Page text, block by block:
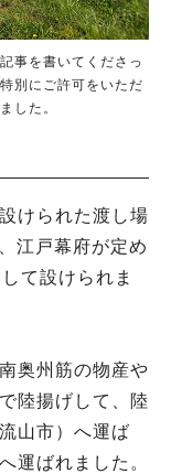
事を書いてくださっ
別にご許可をいただ
した。
けられた渡し場
江戸幕府が定め
て設けられま
奥州筋の物産や
陸揚げして、陸
山市）へ運ば
運ばれました。